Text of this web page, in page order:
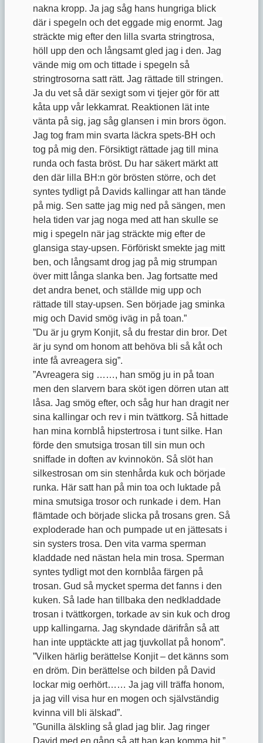
nakna kropp. Ja jag såg hans hungriga blick
där i spegeln och det eggade mig enormt. Jag
sträckte mig efter den lilla svarta stringtrosa,
höll upp den och långsamt gled jag i den. Jag
vände mig om och tittade i spegeln så
stringtrosorna satt rätt. Jag rättade till stringen.
Ja du vet så där sexigt som vi tjejer gör för att
kåta upp vår lekkamrat. Reaktionen lät inte
vänta på sig, jag såg glansen i min brors ögon.
Jag tog fram min svarta läckra spets-BH och
tog på mig den. Försiktigt rättade jag till mina
runda och fasta bröst. Du har säkert märkt att
den där lilla BH:n gör brösten större, och det
syntes tydligt på Davids kallingar att han tände
på mig. Sen satte jag mig ned på sängen, men
hela tiden var jag noga med att han skulle se
mig i spegeln när jag sträckte mig efter de
glansiga stay-upsen. Förföriskt smekte jag mitt
ben, och långsamt drog jag på mig strumpan
över mitt långa slanka ben. Jag fortsatte med
det andra benet, och ställde mig upp och
rättade till stay-upsen. Sen började jag sminka
mig och David smög iväg in på toan.”
”Du är ju grym Konjit, så du frestar din bror. Det
är ju synd om honom att behöva bli så kåt och
inte få avreagera sig”.
”Avreagera sig ……, han smög ju in på toan
men den slarvern bara sköt igen dörren utan att
låsa. Jag smög efter, och såg hur han dragit ner
sina kallingar och rev i min tvättkorg. Så hittade
han mina kornblå hipstertrosa i tunt silke. Han
förde den smutsiga trosan till sin mun och
sniffade in doften av kvinnokön. Så slöt han
silkestrosan om sin stenhårda kuk och började
runka. Här satt han på min toa och luktade på
mina smutsiga trosor och runkade i dem. Han
flämtade och började slicka på trosans gren. Så
exploderade han och pumpade ut en jättesats i
sin systers trosa. Den vita varma sperman
kladdade ned nästan hela min trosa. Sperman
syntes tydligt mot den kornblåa färgen på
trosan. Gud så mycket sperma det fanns i den
kuken. Så lade han tillbaka den nedkladdade
trosan i tvättkorgen, torkade av sin kuk och drog
upp kallingarna. Jag skyndade därifrån så att
han inte upptäckte att jag tjuvkollat på honom”.
”Vilken härlig berättelse Konjit – det känns som
en dröm. Din berättelse och bilden på David
lockar mig oerhört…… Ja jag vill träffa honom,
ja jag vill visa hur en mogen och självständig
kvinna vill bli älskad”.
”Gunilla älskling så glad jag blir. Jag ringer
David med en gång så att han kan komma hit.”